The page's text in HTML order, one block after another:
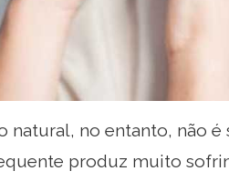
natural, no entanto, não
produz muito